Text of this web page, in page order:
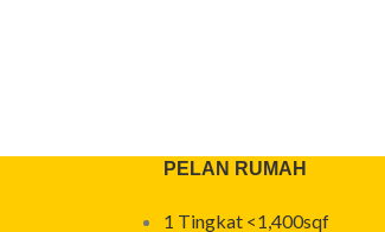
PELAN RUMAH
1 Tingkat <1,400sqf